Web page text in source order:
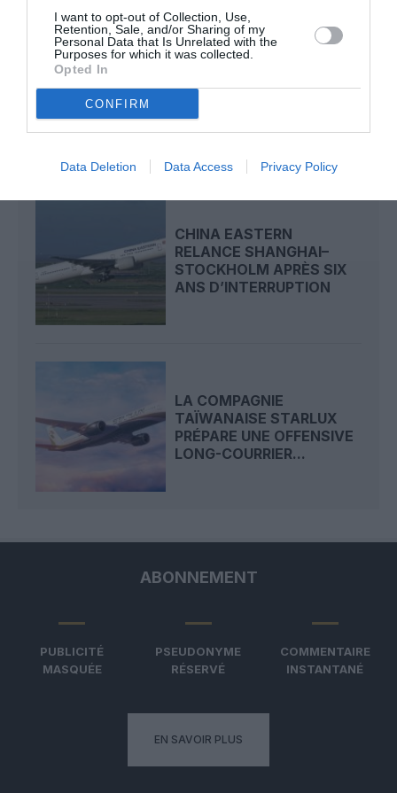
I want to opt-out of Collection, Use,
Retention, Sale, and/or Sharing of my
Personal Data that Is Unrelated with the
Purposes for which it was collected.
Opted In
CONFIRM
Data Deletion Data Access Privacy Policy
DÉSERT :
RELANCE...
CHINA EASTERN
RELANCE SHANGHAI–
STOCKHOLM APRÈS SIX
ANS D’INTERRUPTION
LA COMPAGNIE
TAÏWANAISE STARLUX
PRÉPARE UNE OFFENSIVE
LONG-COURRIER...
ABONNEMENT
PUBLICITÉ
MASQUÉE
PSEUDONYME
RÉSERVÉ
COMMENTAIRE
INSTANTANÉ
EN SAVOIR PLUS